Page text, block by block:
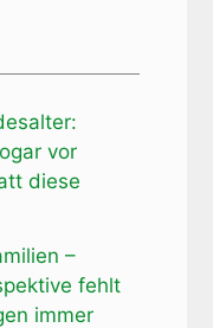
vor
diese
–
fehlt
immer